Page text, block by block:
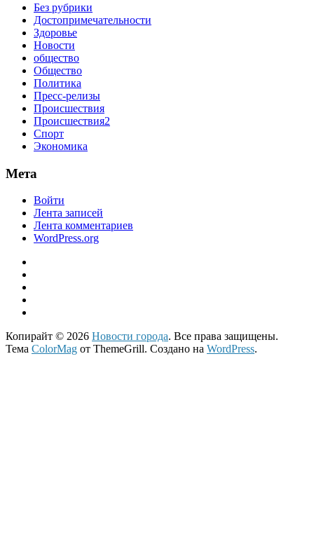
Без рубрики
Достопримечательности
Здоровье
Новости
общество
Общество
Политика
Пресс-релизы
Происшествия
Происшествия2
Спорт
Экономика
Мета
Войти
Лента записей
Лента комментариев
WordPress.org
Копирайт © 2026 Новости города. Все права защищены.
Тема ColorMag от ThemeGrill. Создано на WordPress.